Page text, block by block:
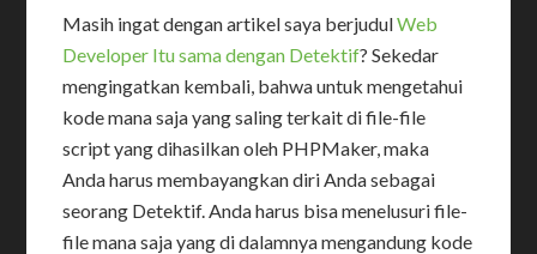
Masih ingat dengan artikel saya berjudulWeb
Developer Itu sama dengan Detektif? Sekedar
mengingatkan kembali, bahwa untuk mengetahui
kode mana saja yang saling terkait di file-file
script yang dihasilkan oleh PHPMaker, maka
Anda harus membayangkan diri Anda sebagai
seorang Detektif. Anda harus bisa menelusuri file-
file mana saja yang di dalamnya mengandung kode